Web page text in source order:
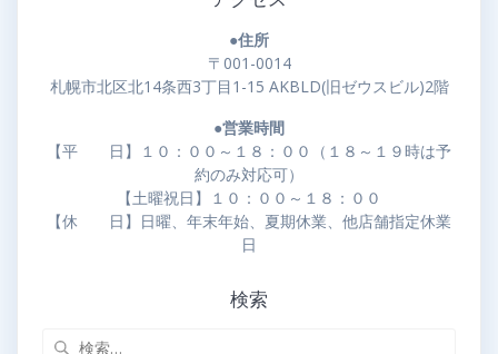
●住所
〒001-0014
札幌市北区北14条西3丁目1-15 AKBLD(旧ゼウスビル)2階
●営業時間
【平 日】１０：００～１８：００（１８～１９時は予
約のみ対応可）
【土曜祝日】１０：００～１８：００
【休 日】日曜、年末年始、夏期休業、他店舗指定休業
日
検索